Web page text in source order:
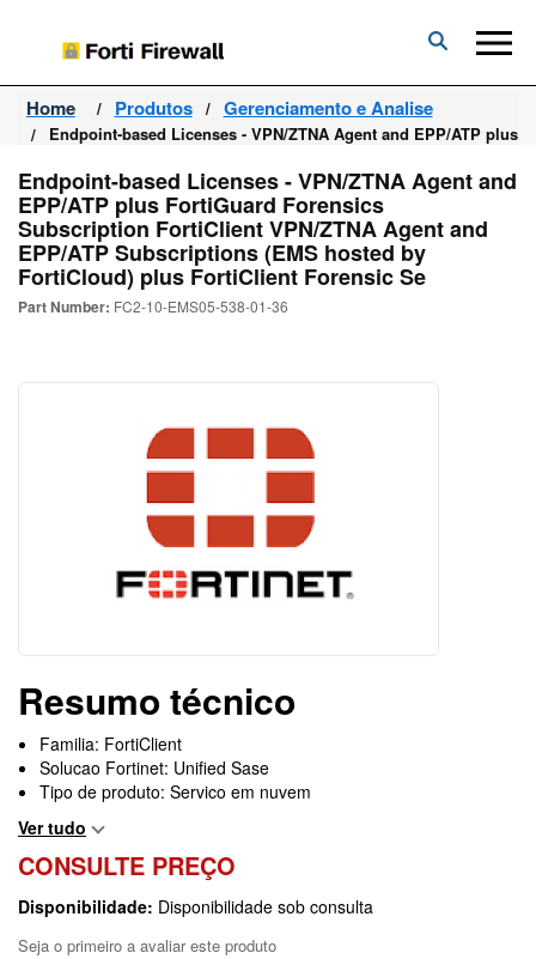
Forti
Firewall
Home Produtos Gerenciamento e Analise
Endpoint-based Licenses - VPN/ZTNA Agent and EPP/ATP
Endpoint-based Licenses - VPN/ZTNA Agent and
EPP/ATP plus FortiGuard Forensics
Subscription FortiClient VPN/ZTNA Agent and
EPP/ATP Subscriptions (EMS hosted by
FortiCloud) plus FortiClient Forensic Se
Part Number: FC2-10-EMS05-538-01-36
Resumo técnico
Familia: FortiClient
Solucao Fortinet: Unified Sase
Tipo de produto: Servico em nuvem
Ver tudo
CONSULTE PREÇO
Disponibilidade: Disponibilidade sob consulta
Seja o primeiro a avaliar este produto